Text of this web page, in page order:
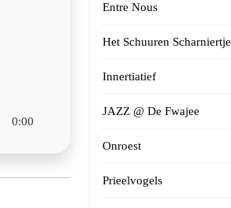
0:00
Entre Nous
Het Schuuren Scharniertje
Innertiatief
JAZZ @ De Fwajee
Onroest
Prieelvogels